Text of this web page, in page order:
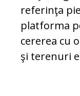
referinţa
platforma
cererea cu
şi terenuri